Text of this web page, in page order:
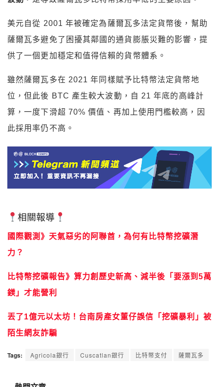
美元自從 2001 年被確定為薩爾瓦多法定貨幣後，幫助
薩爾瓦多避免了困擾其鄰國的通貨膨脹災難的影響，提
供了一個更加穩定和值得信賴的貨幣體系。
雖然薩爾瓦多在 2021 年同樣賦予比特幣法定貨幣地
位，但此後 BTC 產生較大波動，自 21 年底的高峰計
算，一度下滑超 70% 價值、再加上使用門檻較高，因
此採用率仍不高。
相關報導
國際觀測》天氣惡劣的阿聯酋，為何有比特幣挖礦潛
力？
比特幣挖礦報告》算力創歷史新高、減半後「要漲到5萬
鎂」才能營利
丟了1億元以太坊！台南房產女董仔誤信「挖礦暴利」被
陌生網友詐騙
Tags: Agricola銀行 Cuscatlan銀行 比特幣支付 薩爾瓦多